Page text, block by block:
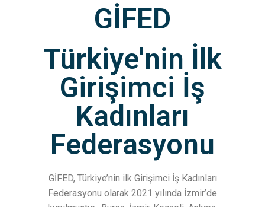
GİFED
Türkiye'nin İlk
Girişimci İş
Kadınları
Federasyonu
GİFED, Türkiye’nin ilk Girişimci İş Kadınları
Federasyonu olarak 2021 yılında İzmir’de